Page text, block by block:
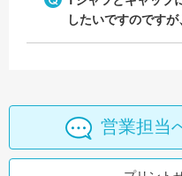
したいですのです
営業担当